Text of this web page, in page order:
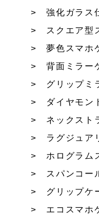
強化ガラス
スクエア型
夢色スマホ
背面ミラー
グリップミ
ダイヤモン
ネックスト
ラグジュア
ホログラム
スパンコー
グリップケ
エコスマホ